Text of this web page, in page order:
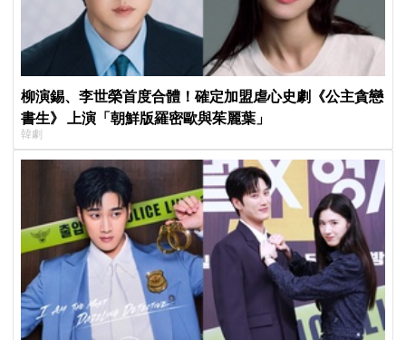
柳演錫、李世榮首度合體！確定加盟虐心史劇《公主貪戀
書生》 上演「朝鮮版羅密歐與茱麗葉」
韓劇